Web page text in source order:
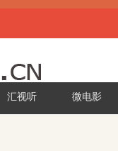
汇视听 微电影